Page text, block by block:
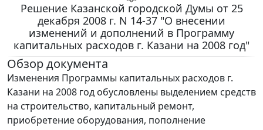
Решение Казанской городской Думы от 25
декабря 2008 г. N 14-37 "О внесении
изменений и дополнений в Программу
капитальных расходов г. Казани на 2008 год"
Обзор документа
Изменения Программы капитальных расходов г.
Казани на 2008 год обусловлены выделением средств
на строительство, капитальный ремонт,
приобретение оборудования, пополнение